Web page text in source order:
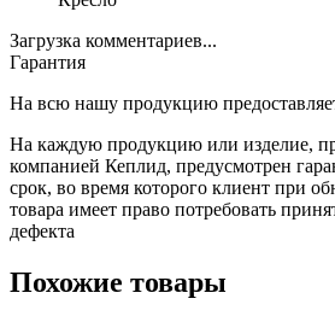
Загрузка комментариев...
Гарантия
На всю нашу продукцию
На каждую продукцию или изделие,
компанией Кеплид, предусмотрен
срок, во время которого клиент при
товара имеет право потребовать
дефекта
Похожие товары